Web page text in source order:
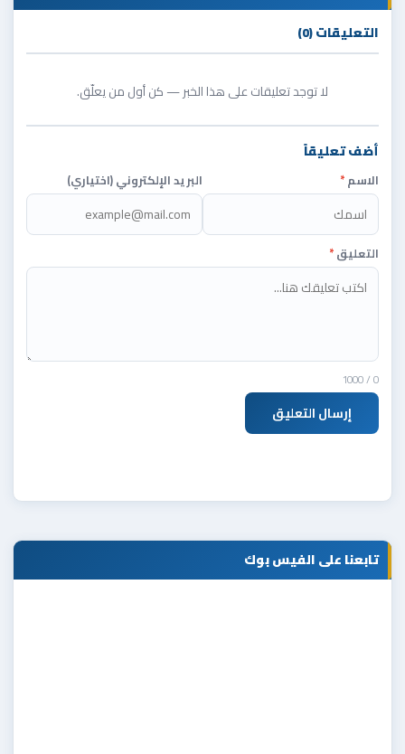
التعليقات (0)
لا توجد تعليقات على هذا الخبر — كن أول من يعلّق.
أضف تعليقاً
الاسم* البريد الإلكتروني (اختياري)
التعليق*
0
/ 1000
إرسال التعليق
تابعنا على الفيس بوك